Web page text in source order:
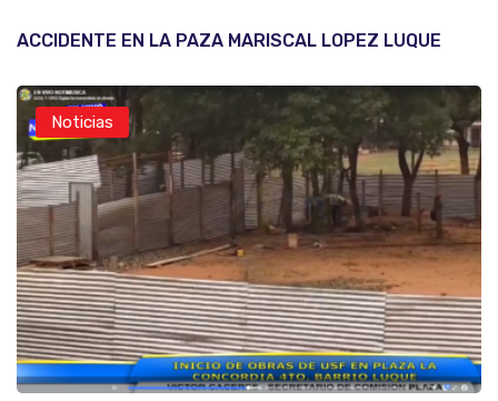
ACCIDENTE EN LA PAZA MARISCAL LOPEZ LUQUE
Noticias